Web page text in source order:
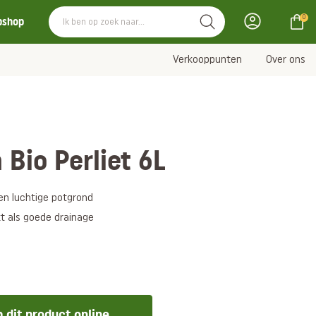
0
Verkooppunten Over ons
Bio Perliet 6L
luchtige potgrond
als goede drainage